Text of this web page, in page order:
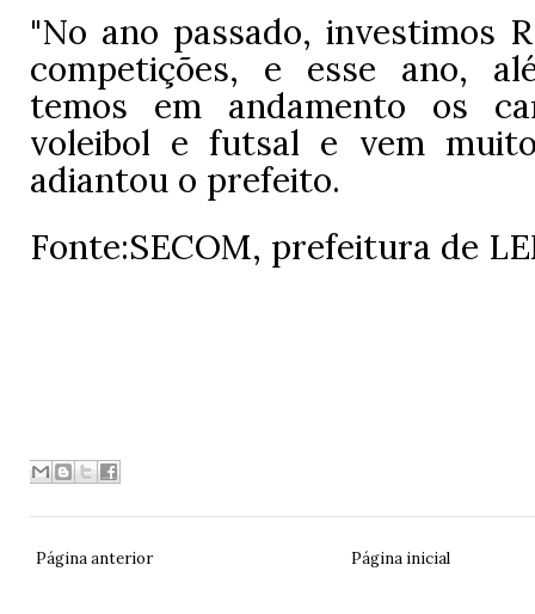
"No ano passado, investimos
competições, e esse ano,
temos em andamento os
voleibol e futsal e vem
adiantou o prefeito.
Fonte:SECOM, prefeitura de
Página anterior Página inicial